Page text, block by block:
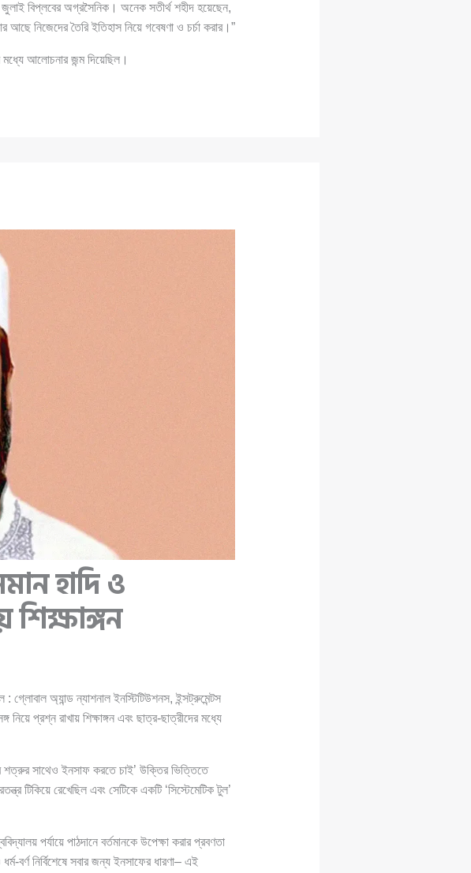
বিপ্লবের অগ্রসৈনিক। অনেক সতীর্থ শহীদ হয়েছেন,
নিজেদের তৈরি ইতিহাস নিয়ে গবেষণা ও চর্চা করার।”
আলোচনার জন্ম দিয়েছিল।
হাদি ও
ল : গ্লোবাল অ্যান্ড ন্যাশনাল ইনস্টিটিউশনস, ইন্সট্রুমেন্টস
প্রশ্ন রাখায় শিক্ষাঙ্গন এবং ছাত্র-ছাত্রীদের মধ্যে
শত্রুর সাথেও ইনসাফ করতে চাই’ উক্তির ভিত্তিতে
টিকিয়ে রেখেছিল এবং সেটিকে একটি ‘সিস্টেমেটিক টুল’
পর্যায়ে পাঠদানে বর্তমানকে উপেক্ষা করার প্রবণতা
বর্ণ নির্বিশেষে সবার জন্য ইনসাফের ধারণা– এই